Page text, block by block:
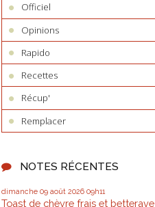
Officiel
Opinions
Rapido
Recettes
Récup'
Remplacer
NOTES RÉCENTES
dimanche 09 août 2026 09h11
Toast de chèvre frais et betterave